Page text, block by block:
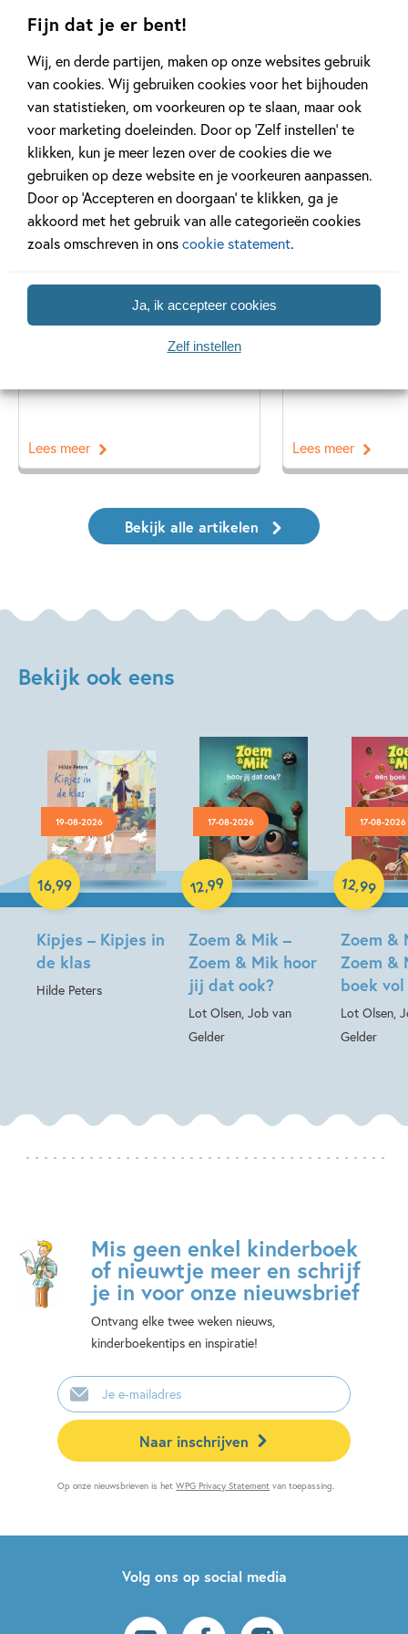
Fijn dat je er bent!
Wij, en derde partijen, maken op onze websites gebruik
van cookies. Wij gebruiken cookies voor het bijhouden
van statistieken, om voorkeuren op te slaan, maar ook
voor marketing doeleinden. Door op ‘Zelf instellen’ te
klikken, kun je meer lezen over de cookies die we
gebruiken op deze website en je voorkeuren aanpassen.
Door op ‘Accepteren en doorgaan’ te klikken, ga je
akkoord met het gebruik van alle categorieën cookies
zoals omschreven in onscookie statement.
Ja, ik accepteer cookies
Zelf instellen
Gerelateerde artikelen
Ons Kinderpanel leest:
‘Marvel Superhelden’
Kinderpanel
Lees meer
De leukste
Tiplijst
Lees meer
Bekijk alle artikelen
Bekijk ook eens
19-08-2026
Kipjes – Kipjes in
de klas
Hilde Peters
16,99
Hardcover
17-08-2026
Zoem & Mik –
Zoem & Mik hoor
jij dat ook?
Lot Olsen, Job van
Gelder
12,99
Hardcover
17-08-2026
Zoem &
Zoem &
boek
Lot Olsen,
Gelder
12,99
Hardcover
Mis geen enkel kinderboek
of nieuwtje meer en schrijf
je in voor onze nieuwsbrief
Ontvang elke twee weken nieuws,
kinderboekentips en inspiratie!
E-
mailadres
Naar inschrijven
Op onze nieuwsbrieven is hetWPG Privacy Statement van toepassing.
Volg ons op social media